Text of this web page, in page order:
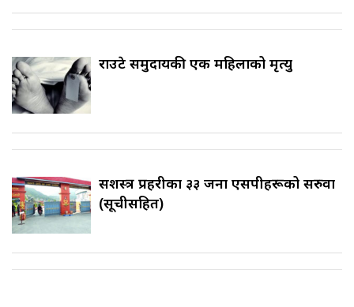
राउटे समुदायकी एक महिलाको मृत्यु
सशस्त्र प्रहरीका ३३ जना एसपीहरूको सरुवा
(सूचीसहित)